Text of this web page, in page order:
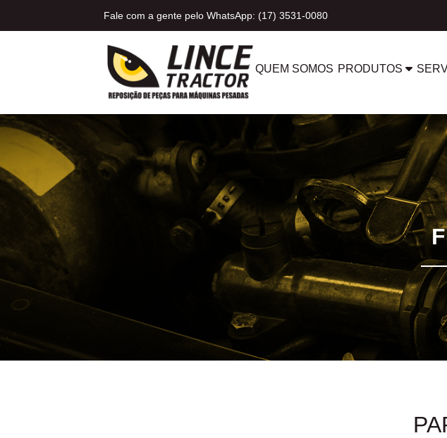
Fale com a gente pelo WhatsApp: (17) 3531-0080
QUEM SOMOS PRODUTOS